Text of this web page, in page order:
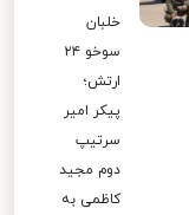
خلبان
سوخو ۲۴
ارتش؛
پیکر امیر
سرتیپ
دوم مجید
کاظمی به